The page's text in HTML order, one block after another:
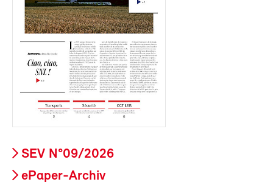
SEV N°09/2026
ePaper-Archiv